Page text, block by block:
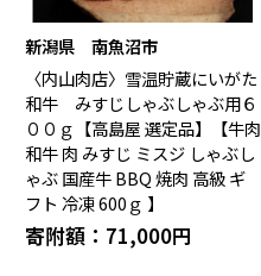
新潟県 南魚沼市
〈内山肉店〉雪温貯蔵にいがた
和牛 みすじしゃぶしゃぶ用６
００ｇ【高島屋 選定品】【牛肉
和牛 肉 みすじ ミスジ しゃぶし
ゃぶ 国産牛 BBQ 焼肉 高級 ギ
フト 冷凍 600ｇ 】
寄附額：71,000円